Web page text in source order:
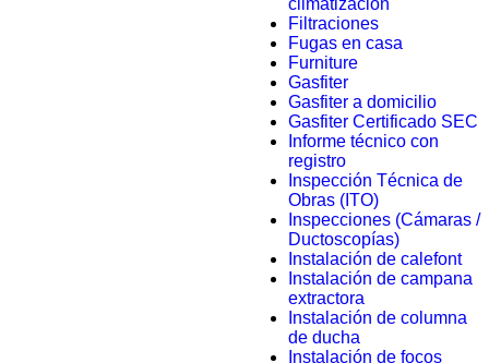
climatización
Filtraciones
Fugas en casa
Furniture
Gasfiter
Gasfiter a domicilio
Gasfiter Certificado SEC
Informe técnico con
registro
Inspección Técnica de
Obras (ITO)
Inspecciones (Cámaras /
Ductoscopías)
Instalación de calefont
Instalación de campana
extractora
Instalación de columna
de ducha
Instalación de focos